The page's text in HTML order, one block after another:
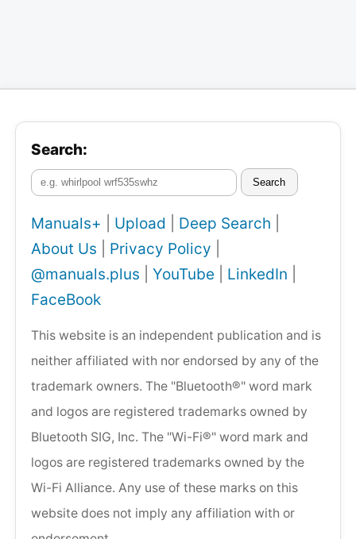
Search:
Search
Manuals+ Upload Deep Search
About Us
Privacy Policy
@manuals.plus
YouTube LinkedIn
FaceBook
This website is an independent publication and is
neither affiliated with nor endorsed by any of the
trademark owners. The "Bluetooth®" word mark
and logos are registered trademarks owned by
Bluetooth SIG, Inc. The "Wi-Fi®" word mark and
logos are registered trademarks owned by the
Wi-Fi Alliance. Any use of these marks on this
website does not imply any affiliation with or